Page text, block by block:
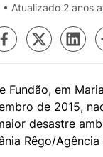
• Atualizado 2 anos